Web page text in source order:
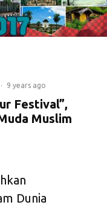
· 9 years ago
Festival”,
Muslim
Dunia